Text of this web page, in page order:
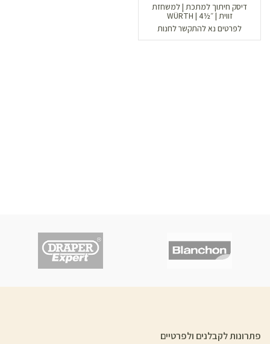
דיסק חיתוך למתכת | למשחזת
זווית | ״½4 | WÜRTH
לפרטים נא להתקשר לחנות
פתרונות לקבלנים ולפרטיים